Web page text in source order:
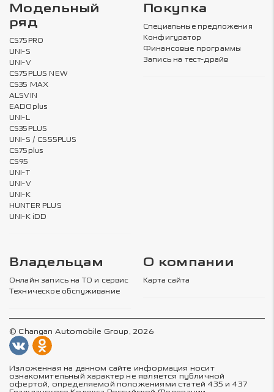
Модельный
ряд
CS75PRO
UNI-S
UNI-V
CS75PLUS NEW
CS35 MAX
ALSVIN
EADOplus
UNI-L
CS35PLUS
UNI-S / CS55PLUS
CS75plus
CS95
UNI-T
UNI-V
UNI-K
HUNTER PLUS
UNI-K iDD
Покупка
Специальные предложения
Конфигуратор
Финансовые программы
Запись на тест-драйв
Владельцам
Онлайн запись на ТО и сервис
Техническое обслуживание
О компании
Карта сайта
© Changan Automobile Group, 2026
Изложенная на данном сайте информация носит
ознакомительный характер не является публичной
офертой, определяемой положениями статей 435 и 437